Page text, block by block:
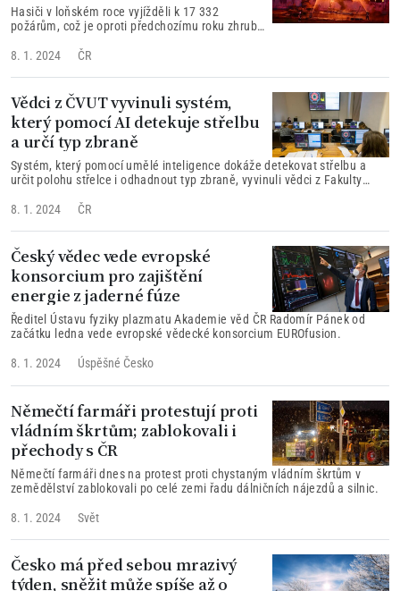
Hasiči v loňském roce vyjížděli k 17 332
požárům, což je oproti předchozímu roku zhruba
8. 1. 2024
ČR
Vědci z ČVUT vyvinuli systém,
který pomocí AI detekuje střelbu
a určí typ zbraně
Systém, který pomocí umělé inteligence dokáže detekovat střelbu a
určit polohu střelce i odhadnout typ zbraně, vyvinuli vědci z Fakulty
8. 1. 2024
ČR
Český vědec vede evropské
konsorcium pro zajištění
energie z jaderné fúze
Ředitel Ústavu fyziky plazmatu Akademie věd ČR Radomír Pánek od
začátku ledna vede evropské vědecké konsorcium EUROfusion.
8. 1. 2024 Úspěšné Česko
Němečtí farmáři protestují proti
vládním škrtům; zablokovali i
přechody s ČR
Němečtí farmáři dnes na protest proti chystaným vládním škrtům v
zemědělství zablokovali po celé zemi řadu dálničních nájezdů a silnic.
8. 1. 2024 Svět
Česko má před sebou mrazivý
týden, sněžit může spíše až o